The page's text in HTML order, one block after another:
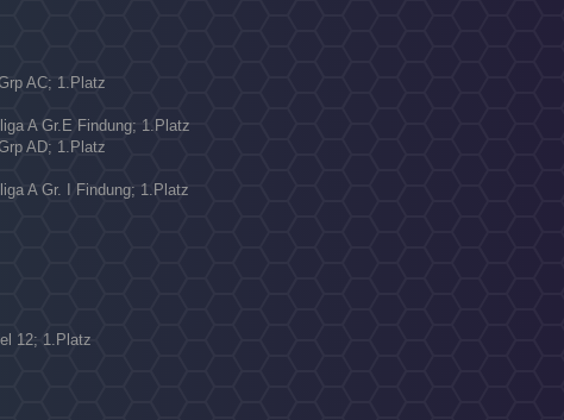
AC; 1.Platz
A Gr.E Findung; 1.Platz
AD; 1.Platz
A Gr. I Findung; 1.Platz
12; 1.Platz